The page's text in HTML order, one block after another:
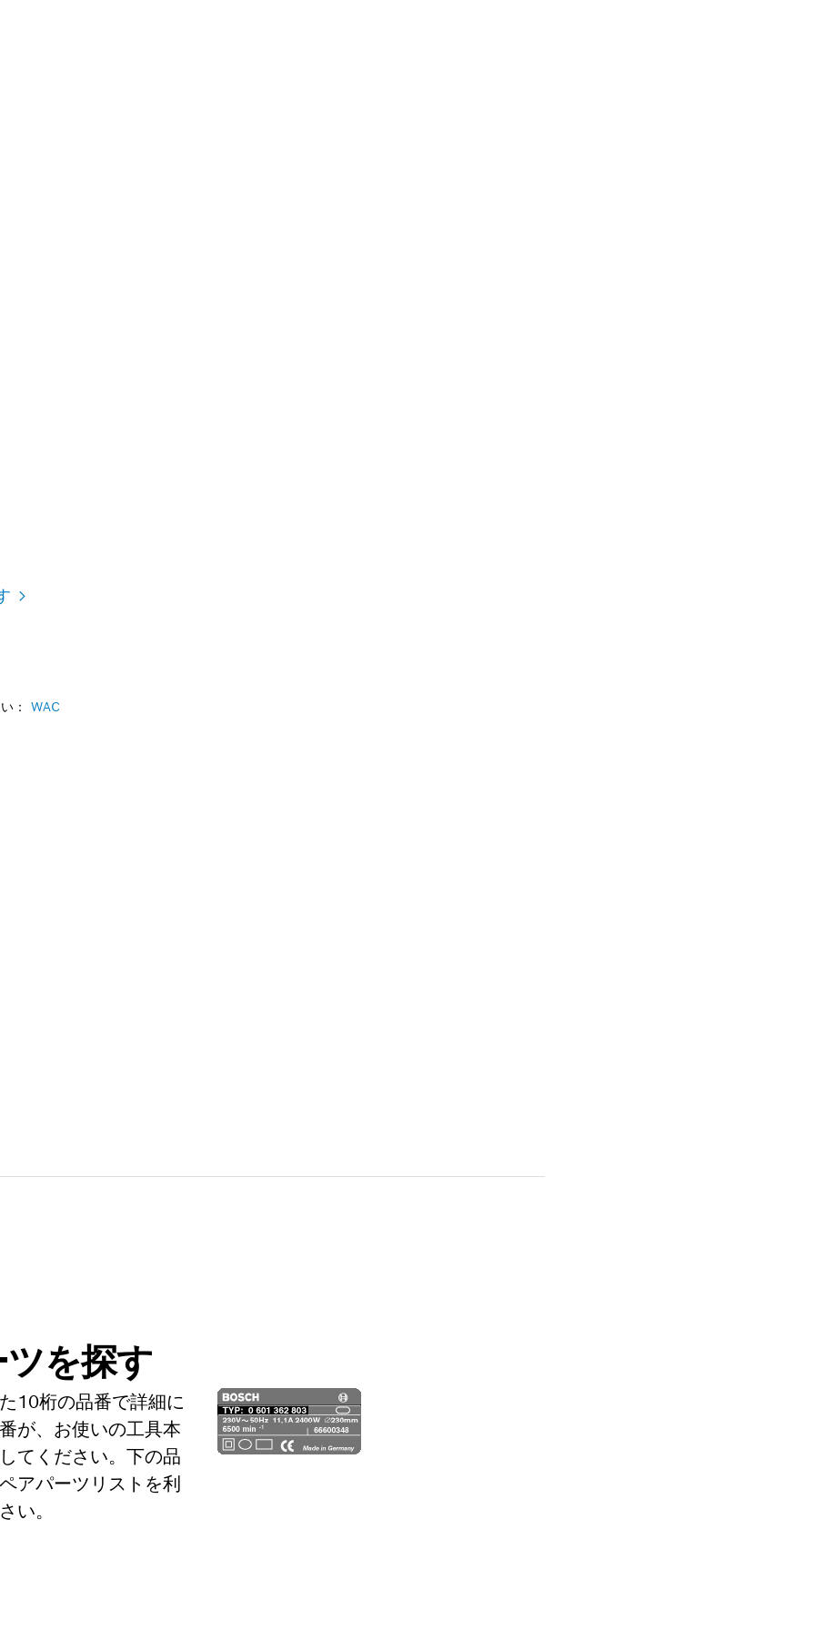
： WAC
を探す
10桁の品番で詳細に
が、お使いの工具本
てください。下の品
アパーツリストを利
い。